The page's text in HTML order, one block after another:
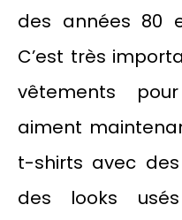
des années 80
C’est très
vêtements
aiment
t-shirts avec
des looks